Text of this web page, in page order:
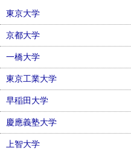
東京大学
京都大学
一橋大学
東京工業大学
早稲田大学
慶應義塾大学
上智大学